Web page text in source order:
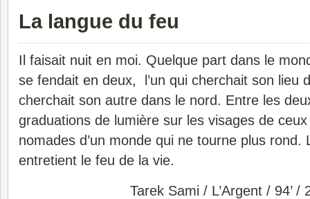
La langue du feu
Il faisait nuit en moi. Quelque part dans le
se fendait en deux, l’un qui cherchait son lieu
cherchait son autre dans le nord. Entre les
graduations de lumière sur les visages de
nomades d’un monde qui ne tourne plus rond.
entretient le feu de la vie.
Tarek Sami / L’Argent / 94’ /